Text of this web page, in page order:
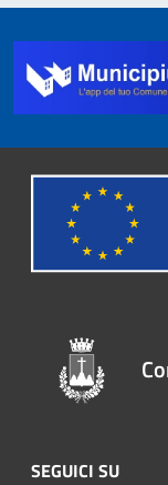
SEGUICI SU